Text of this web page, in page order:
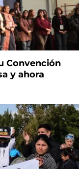
Convención
y ahora